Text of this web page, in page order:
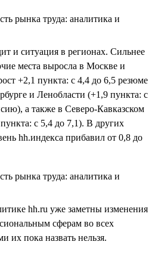
и ситуация в регионах. Сильнее
места выросла в Москве и
+2,1 пункта: с 4,4 до 6,5 резюме
и Ленобласти (+1,9 пункта: с
а также в Северо-Кавказском
с 5,4 до 7,1). В других
hh.индекса прибавил от 0,8 до
hh.ru уже заметны изменения
сферам во всех
их пока назвать нельзя.